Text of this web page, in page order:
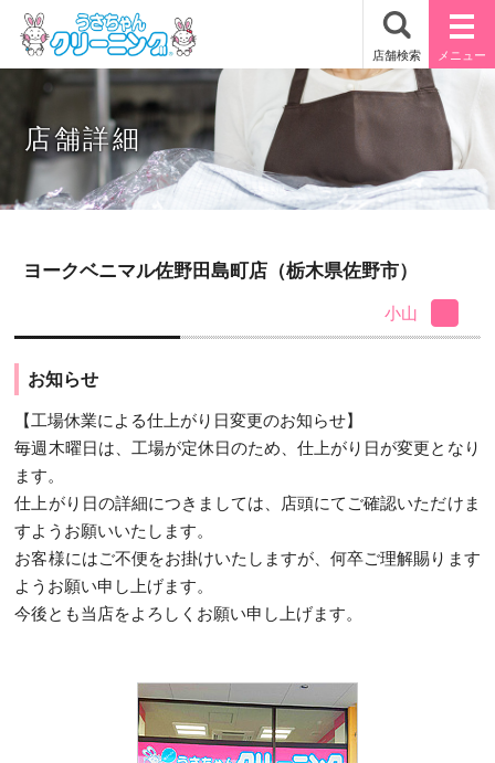
店舗詳細
ヨークベニマル佐野田島町店（栃木県佐野市）
小山
お知らせ
【工場休業による仕上がり日変更のお知らせ】
毎週木曜日は、工場が定休日のため、仕上がり日が変更となり
ます。
仕上がり日の詳細につきましては、店頭にてご確認いただけま
すようお願いいたします。
お客様にはご不便をお掛けいたしますが、何卒ご理解賜ります
ようお願い申し上げます。
今後とも当店をよろしくお願い申し上げます。